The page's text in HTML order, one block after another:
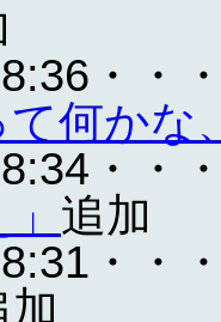
・・
何かな
・・
追加
・・
加